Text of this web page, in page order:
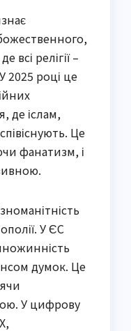
всі релігії –
2025 році це
де іслам,
Це
фанатизм, і
У ЄС
думок. Це
У цифрову